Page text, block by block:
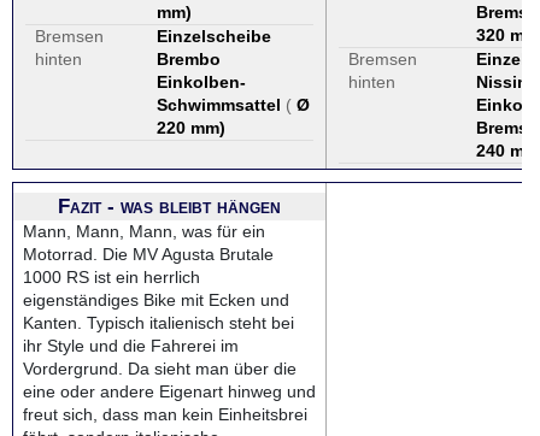
mm)
Bremsen
hinten
Einzelscheibe
Brembo
Einkolben-
Schwimmsattel ( Ø
220 mm)
320 mm
Bremsen
hinten
Nissin,
240 mm
Fazit - was bleibt hängen
Mann, Mann, Mann, was für ein
Motorrad. Die MV Agusta Brutale
1000 RS ist ein herrlich
eigenständiges Bike mit Ecken und
Kanten. Typisch italienisch steht bei
ihr Style und die Fahrerei im
Vordergrund. Da sieht man über die
eine oder andere Eigenart hinweg und
freut sich, dass man kein Einheitsbrei